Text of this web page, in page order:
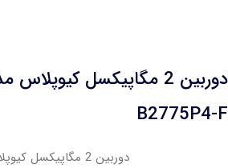
B2775P4-F
دوربین 2 مگاپیکسل کیوپلاس مدل AHC-B2775P4-F